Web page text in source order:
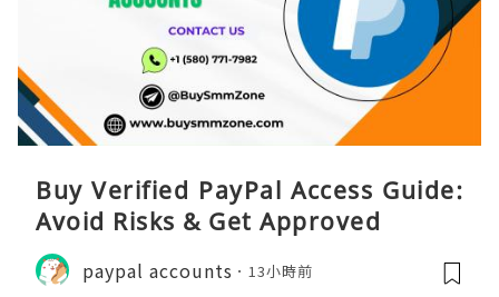
Buy Verified PayPal Access Guide:
Avoid Risks & Get Approved
paypal accounts 13小時前